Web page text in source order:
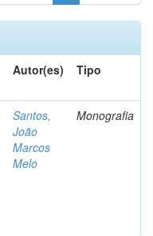
Autor(es) Tipo
Santos,
João
Marcos
Melo
Monografia